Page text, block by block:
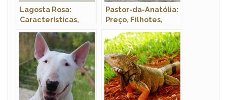
Lagosta Rosa:
Características,
Científico
Pastor-da-Anatólia:
Preço, Filhotes,